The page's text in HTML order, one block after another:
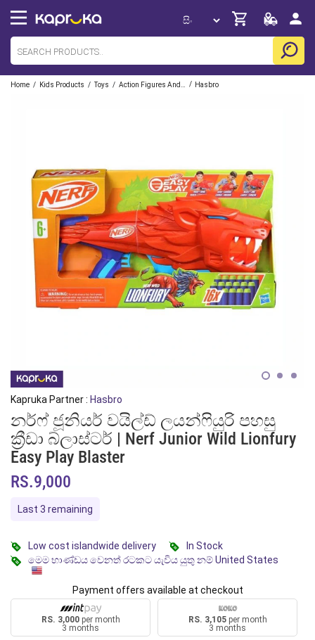
Home / Kids Products / Toys / / Hasbro
Kapruka Partner : Hasbro
නර්ෆ් ජූනියර් වයිල්ඩ් ලයන්ෆියුරි පහසු
ක්‍රීඩා බ්ලාස්ටර් | Nerf Junior Wild Lionfury
Easy Play Blaster
RS.9,000
Last 3 remaining
Low cost islandwide delivery
In Stock
මෙම භාණ්ඩය වෙනත් රටකට යැවිය යුතු නම් United States
Payment offers available at checkout
RS. 3,000per month
3 months
RS. 3,105per month
3 months